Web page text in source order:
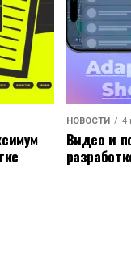
НОВОСТИ 4
Видео и